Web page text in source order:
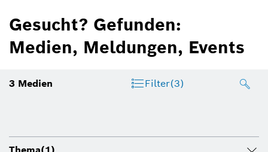
Gesucht? Gefunden:
Medien, Meldungen, Events
3 Medien Filter(3)